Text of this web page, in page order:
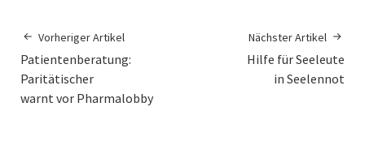
Vorheriger Artikel
Patientenberatung:
Paritätischer
warnt vor Pharmalobby
Nächster Artikel
Hilfe für Seeleute
in Seelennot